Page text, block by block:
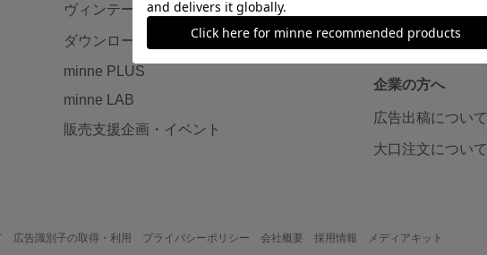
ヴィンテージ販売
ダウンロード販売
minne PLUS
minne LAB
販売支援企画・イベント
minneの本
企業の方へ
広告出稿について
大口注文について
広告識別子の取得・利用 プライバシーポリシー 会社概要 採用情報 メディアキット